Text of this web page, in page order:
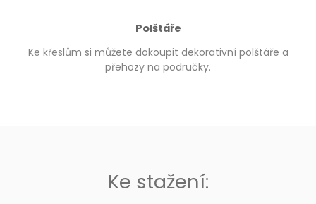
Polštáře
Ke křeslům si můžete dokoupit dekorativní polštáře a
přehozy na područky.
Ke stažení: